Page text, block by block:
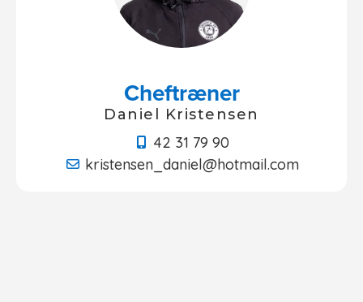
Cheftræner
Daniel Kristensen
42 31 79 90
kristensen_daniel@hotmail.com